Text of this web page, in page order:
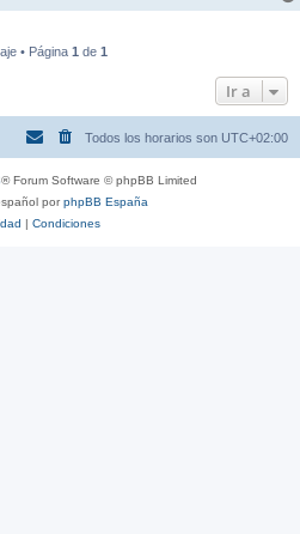
• Página 1 de 1
Ir a
Todos los horarios son UTC+02:00
® Forum Software © phpBB Limited
porphpBB España
| Condiciones